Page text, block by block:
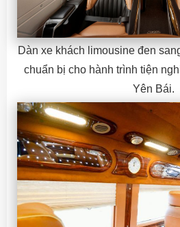
Dàn xe khách limousine đen
chuẩn bị cho hành trình tiện
Yên Bái.